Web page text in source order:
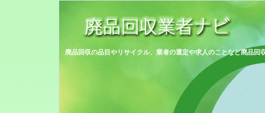
廃品回収の品目やリサイクル、業者の選定や求人のことなど廃品回